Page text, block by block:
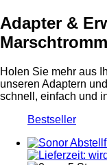
Adapter &
Holen Sie mehr aus
unseren Adaptern
schnell, einfach und
Bestseller